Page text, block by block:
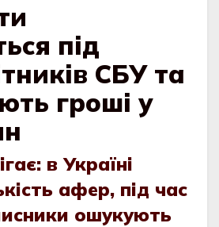
під
СБУ та
гроші у
в Україні
афер, під час
ошукують